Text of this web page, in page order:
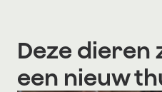
Deze dieren
een nieuw